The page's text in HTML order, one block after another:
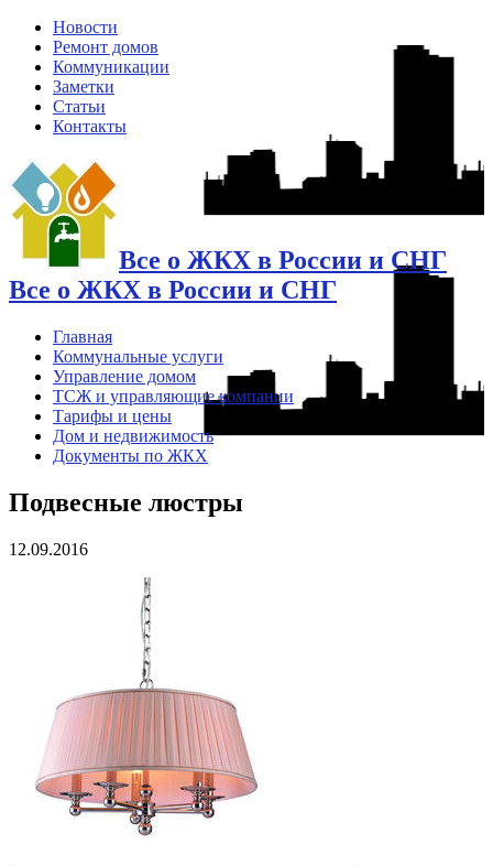
Новости
Ремонт домов
Коммуникации
Заметки
Статьи
Контакты
Все о ЖКХ в России и СНГ
Все о ЖКХ в России и СНГ
Главная
Коммунальные услуги
Управление домом
ТСЖ и управляющие компании
Тарифы и цены
Дом и недвижимость
Документы по ЖКХ
Подвесные люстры
12.09.2016